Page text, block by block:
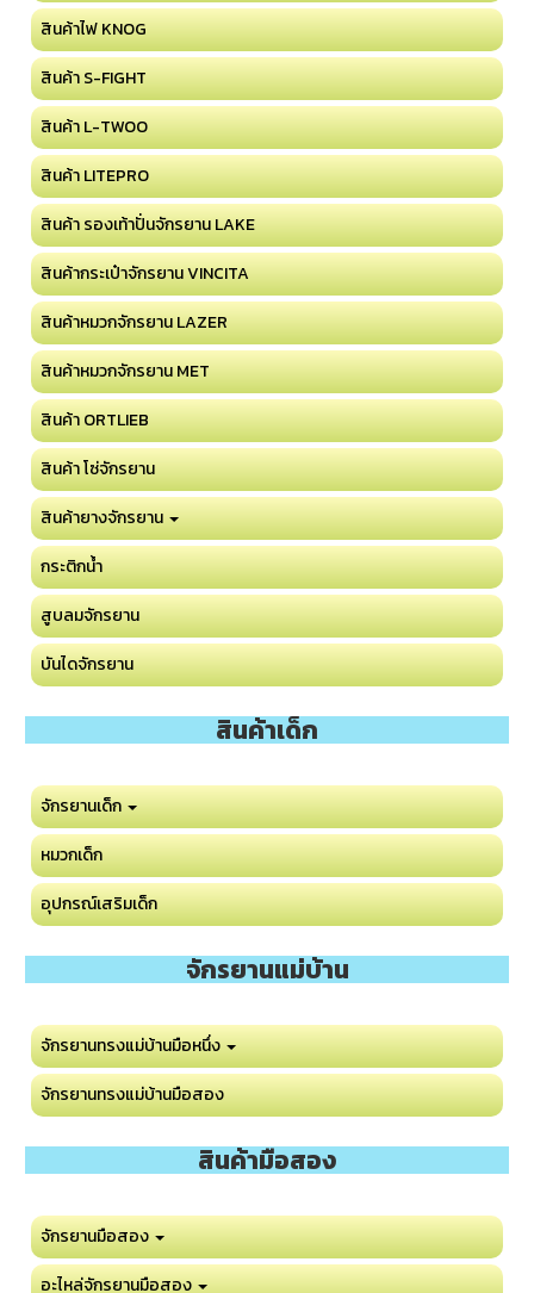
สินค้าไฟ KNOG
สินค้า S-FIGHT
สินค้า L-TWOO
สินค้า LITEPRO
สินค้า รองเท้าปั่นจักรยาน LAKE
สินค้ากระเป๋าจักรยาน VINCITA
สินค้าหมวกจักรยาน LAZER
สินค้าหมวกจักรยาน MET
สินค้า ORTLIEB
สินค้า โซ่จักรยาน
สินค้ายางจักรยาน
กระติกน้ำ
สูบลมจักรยาน
บันไดจักรยาน
สินค้าเด็ก
จักรยานเด็ก
หมวกเด็ก
อุปกรณ์เสริมเด็ก
จักรยานแม่บ้าน
จักรยานทรงแม่บ้านมือหนึ่ง
จักรยานทรงแม่บ้านมือสอง
สินค้ามือสอง
จักรยานมือสอง
อะไหล่จักรยานมือสอง